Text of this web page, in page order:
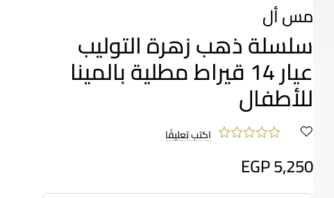
مس أل
سلسلة ذهب زهرة التوليب
عيار 14 قيراط مطلية بالمينا
للأطفال
اكتب تعليقًا
EGP 5,250